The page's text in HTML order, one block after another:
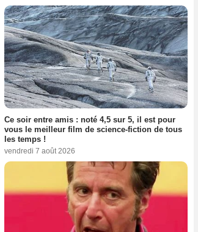
Ce soir entre amis : noté 4,5 sur 5, il est pour
vous le meilleur film de science-fiction de tous
les temps !
vendredi 7 août 2026